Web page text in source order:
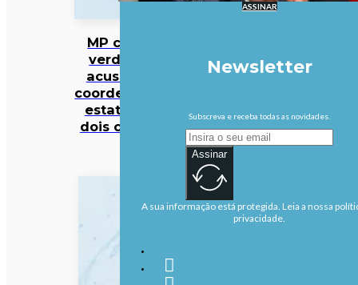
MP cabo-
verdiano
acusa ex-
coordenador
estatal de
dois crimes
ASSINAR
Newsletter
Subscreva e receba todas as novidades.
Assinar
A sua informação está protegida. Leia a nossa
privacidade.